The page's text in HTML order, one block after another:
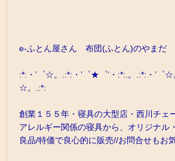
e-ふとん屋さん 布団(ふとん)のやまだ
:*:・’゜☆。.:*:・’゜★゜’・:*:.。.:*:・’゜☆
☆。.:*:
創業１５５年・寝具の大型店・西川チェ
アレルギー関係の寝具から、オリジナル
良品/特価で良心的に販売//お問合せもお気